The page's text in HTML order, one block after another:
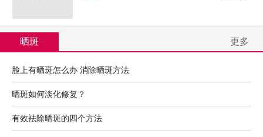
晒斑 更多
脸上有晒斑怎么办 消除晒斑方法
晒斑如何淡化修复？
有效袪除晒斑的四个方法